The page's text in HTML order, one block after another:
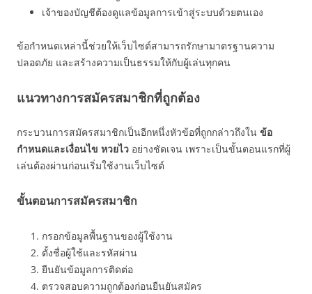
เจ้าของบัญชีต้องดูแลข้อมูลการเข้าสู่ระบบด้วยตนเอง
ข้อกำหนดเหล่านี้ช่วยให้เว็บไซต์สามารถรักษามาตรฐานความ
ปลอดภัย และสร้างความเป็นธรรมให้กับผู้เล่นทุกคน
แนวทางการสมัครสมาชิกที่ถูกต้อง
กระบวนการสมัครสมาชิกเป็นอีกหนึ่งหัวข้อที่ถูกกล่าวถึงใน ข้อ
กำหนดและเงื่อนไข หวยไว อย่างชัดเจน เพราะเป็นขั้นตอนแรกที่ผู้
เล่นต้องผ่านก่อนเริ่มใช้งานเว็บไซต์
ขั้นตอนการสมัครสมาชิก
กรอกข้อมูลพื้นฐานของผู้ใช้งาน
ตั้งชื่อผู้ใช้และรหัสผ่าน
ยืนยันข้อมูลการติดต่อ
ตรวจสอบความถูกต้องก่อนยืนยันสมัคร